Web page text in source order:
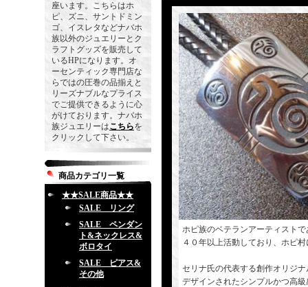
座います。こちらはホ
ピ、ズニ、サントドミン
ゴ、イスレタなどナバホ
族以外のジュエリーとク
ラフトグッズを販売して
いるHPになります。オ
ーセンティック専門店な
らではの圧巻の品揃えと
リーズナブルなプライス
でご提供できるように心
がけております。ナバホ
族ジュエリーはこちらを
クリックして下さい。
商品カテゴリ一覧
★★SALE商品★★
SALE リング
SALE ペンダン
ト&ネックレス&
ボロタイ
SALE ピアス&
その他
ホピ族のベテランアーティスト
４０年以上活動しており、ホピ
セリナ氏の代表する創作オリジ
デザインされたシンプルかつ高